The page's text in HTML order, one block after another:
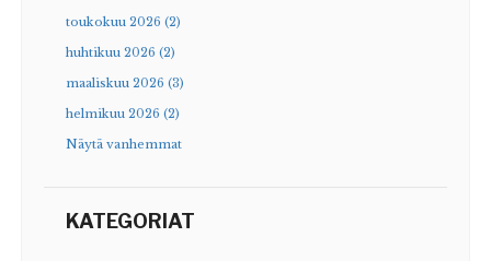
toukokuu 2026 (2)
huhtikuu 2026 (2)
maaliskuu 2026 (3)
helmikuu 2026 (2)
Näytä vanhemmat
KATEGORIAT